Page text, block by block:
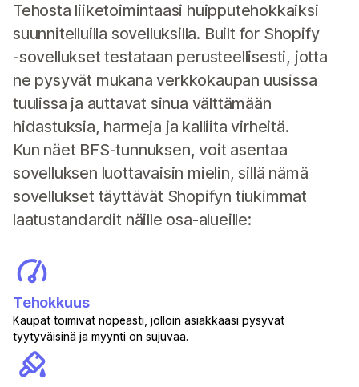
Tehosta liiketoimintaasi huipputehokkaiksi
suunnitelluilla sovelluksilla. Built for Shopify
‑sovellukset testataan perusteellisesti, jotta
ne pysyvät mukana verkkokaupan uusissa
tuulissa ja auttavat sinua välttämään
hidastuksia, harmeja ja kalliita virheitä.
Kun näet BFS-tunnuksen, voit asentaa
sovelluksen luottavaisin mielin, sillä nämä
sovellukset täyttävät Shopifyn tiukimmat
laatustandardit näille osa-alueille:
Tehokkuus
Kaupat toimivat nopeasti, jolloin asiakkaasi pysyvät
tyytyväisinä ja myynti on sujuvaa.